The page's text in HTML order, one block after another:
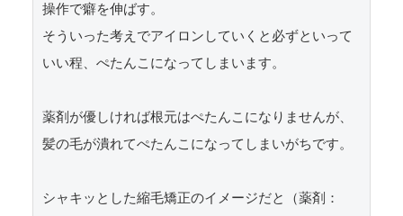
操作で癖を伸ばす。
そういった考えでアイロンしていくと必ずといって
いい程、ぺたんこになってしまいます。
薬剤が優しければ根元はぺたんこになりませんが、
髪の毛が潰れてぺたんこになってしまいがちです。
シャキッとした縮毛矯正のイメージだと（薬剤：